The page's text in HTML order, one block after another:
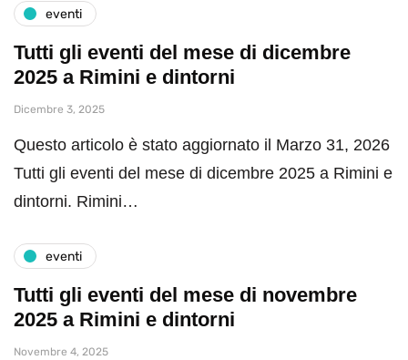
eventi
Tutti gli eventi del mese di dicembre
2025 a Rimini e dintorni
Dicembre 3, 2025
Questo articolo è stato aggiornato il Marzo 31, 2026
Tutti gli eventi del mese di dicembre 2025 a Rimini e
dintorni. Rimini…
eventi
Tutti gli eventi del mese di novembre
2025 a Rimini e dintorni
Novembre 4, 2025